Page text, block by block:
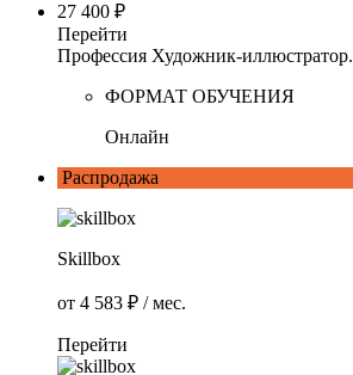
27 400 ₽
Перейти
Профессия Художник-иллюстратор.
ФОРМАТ ОБУЧЕНИЯ
Онлайн
Распродажа
Skillbox
от 4 583 ₽ / мес.
Перейти